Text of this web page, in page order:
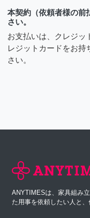
本契約（依頼者様の前
さい。
お支払いは、クレジッ
レジットカードをお持
さい。
ANYTIMESは、家具組み
た用事を依頼したい人と